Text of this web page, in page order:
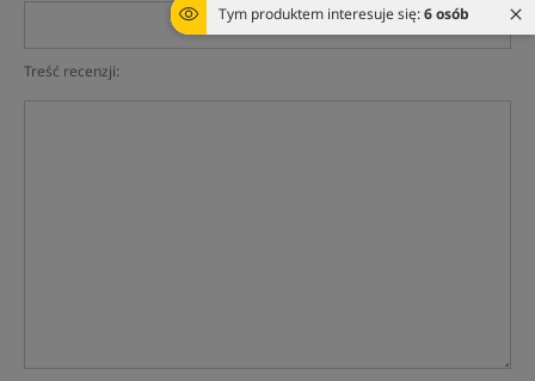
Tym produktem interesuje się:6 osób
Treść recenzji: